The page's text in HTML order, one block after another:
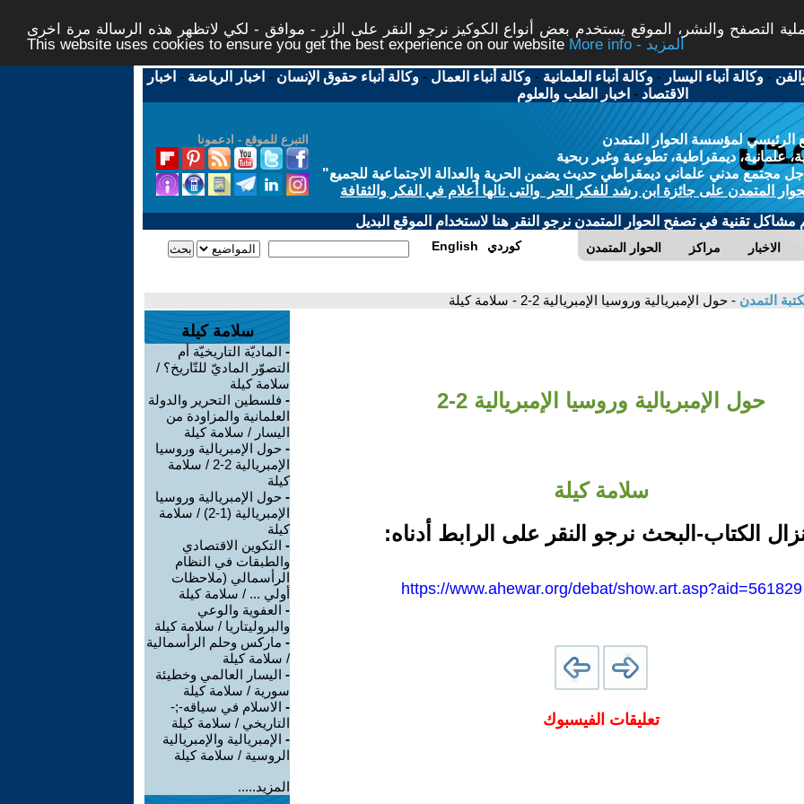
التصفح والنشر، الموقع يستخدم بعض أنواع الكوكيز نرجو النقر على الزر - موافق - لكي لاتظهر هذه الرسالة مرة اخرى -
This website uses cookies to ensure you get the best experience on our website
More info - المزيد
-وكالة أنباء اليسار -وكالة أنباء العلمانية -وكالة أنباء العمال -وكالة أنباء حقوق الإنسان - اخبار الرياضة - اخبار
الاقتصاد - اخبار الطب والعلوم
التبرع للموقع - ادعمونا
الرئيسي لمؤسسة الحوار المتمدن
علمانية، ديمقراطية، تطوعية وغير ربحية
مجتمع مدني علماني ديمقراطي حديث يضمن الحرية والعدالة الاجتماعية للجميع"
المتمدن على جائزة ابن رشد للفكر الحر والتى نالها أعلام في الفكر والثقافة
مشاكل تقنية في تصفح الحوار المتمدن نرجو النقر هنا لاستخدام الموقع البديل
الحوار المتمدن مراكز الاخبار English كوردي
التمدن - حول الإمبريالية وروسيا الإمبريالية 2-2 - سلامة كيلة
حول الإمبريالية وروسيا الإمبريالية 2-2
سلامة كيلة
الكتاب-البحث نرجو النقر على الرابط أدناه:
https://www.ahewar.org/debat/show.art.asp?aid=561829
تعليقات الفيسبوك
سلامة كيلة
- الماديّة التاريخيّة أم
التصوّر الماديّ للتّاريخ؟ /
سلامة كيلة
- فلسطين التحرير والدولة
العلمانية والمزاودة من
اليسار / سلامة كيلة
- حول الإمبريالية وروسيا
الإمبريالية 2-2 / سلامة
كيلة
- حول الإمبريالية وروسيا
الإمبريالية (1-2) / سلامة
كيلة
- التكوين الاقتصادي
والطبقات في النظام
الرأسمالي (ملاحظات
أولي ... / سلامة كيلة
- العفوية والوعي
والبروليتاريا / سلامة كيلة
- ماركس وحلم الرأسمالية
/ سلامة كيلة
- اليسار العالمي وخطيئة
سورية / سلامة كيلة
- الاسلام في سياقە-;-
التاريخي / سلامة كيلة
- الإمبريالية والإمبريالية
الروسية / سلامة كيلة
المزيد.....